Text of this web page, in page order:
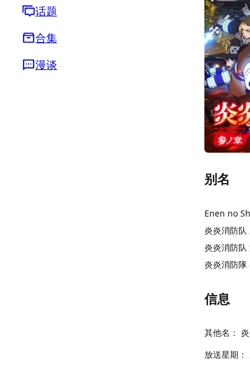
话题
合集
漫谈
别名
Enen no
炎炎消防队
炎炎消防队
炎炎消防隊
信息
其他名：
放送星期：